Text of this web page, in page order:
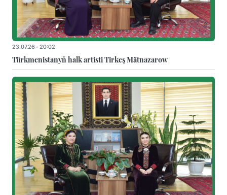
23.07.26 - 20:02
Türkmenistanyň halk artisti Tirkeş Mätnazarow